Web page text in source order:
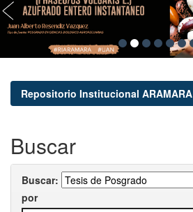
Repositorio Institucional ARAMARA
Buscar
Buscar:
por